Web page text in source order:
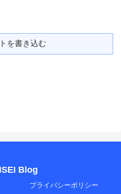
を書き込む
Blog
プライバシーポリシー